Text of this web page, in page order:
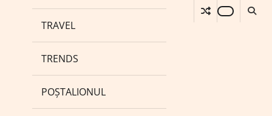
TRAVEL
TRENDS
POȘTALIONUL